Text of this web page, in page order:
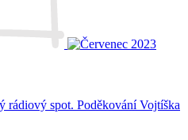
rádiový spot. Poděkování Vojtíška